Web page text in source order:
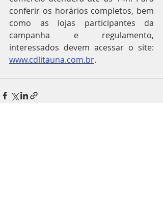
conferir os horários completos, bem
como as lojas participantes da
campanha e regulamento,
www.cdlitauna.com.br.